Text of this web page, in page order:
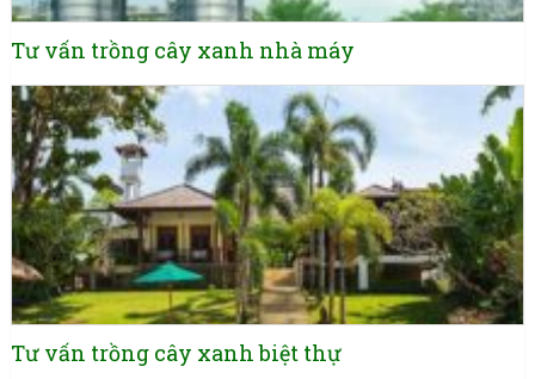
Tư vấn trồng cây xanh nhà máy
Tư vấn trồng cây xanh biệt thự